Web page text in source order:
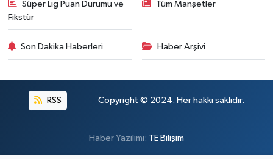
Süper Lig Puan Durumu ve
Fikstür
Tüm Manşetler
Son Dakika Haberleri Haber Arşivi
RSS Copyright © 2024. Her hakkı saklıdır.
Haber Yazılımı: TE Bilişim